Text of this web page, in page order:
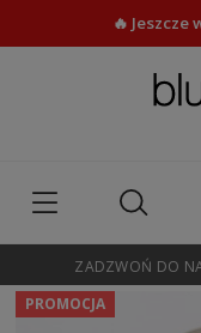
🔥
ZADZWOŃ DO
PROMOCJA